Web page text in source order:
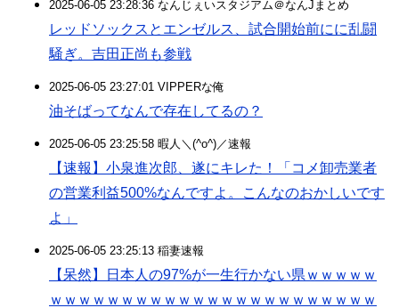
2025-06-05 23:28:36 なんじぇいスタジアム＠なんJまとめ
レッドソックスとエンゼルス、試合開始前にに乱闘
騒ぎ。吉田正尚も参戦
2025-06-05 23:27:01 VIPPERな俺
油そばってなんで存在してるの？
2025-06-05 23:25:58 暇人＼(^o^)／速報
【速報】小泉進次郎、遂にキレた！「コメ卸売業者
の営業利益500%なんですよ。こんなのおかしいです
よ」
2025-06-05 23:25:13 稲妻速報
【呆然】日本人の97%が一生行かない県ｗｗｗｗｗ
ｗｗｗｗｗｗｗｗｗｗｗｗｗｗｗｗｗｗｗｗｗｗｗ